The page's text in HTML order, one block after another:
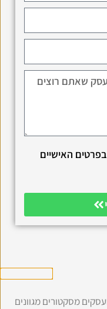
האישיים
מסקטורים מגוונים